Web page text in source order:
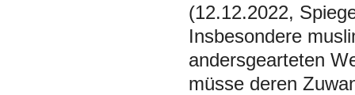
(12.12.2022,
Insbesondere
andersgearteten
müsse deren